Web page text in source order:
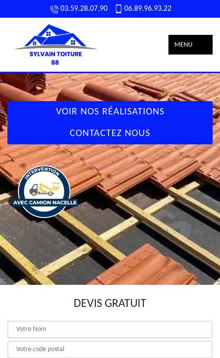
03.59.28.07.90 06.89.96.93.22
MENU
VOIR NOS RÉALISATIONS
CONTACTEZ NOUS
DEVIS GRATUIT